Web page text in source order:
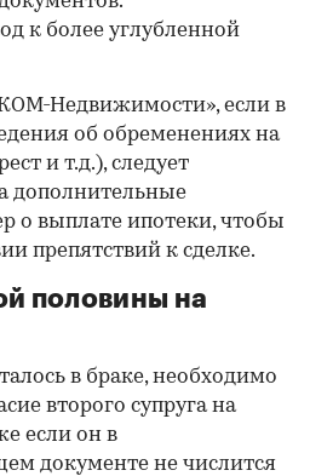
к более углубленной
Недвижимости», если в
об обременениях на
и т.д.), следует
дополнительные
о выплате ипотеки, чтобы
препятствий к сделке.
половины на
в браке, необходимо
второго супруга на
если он в
документе не числится